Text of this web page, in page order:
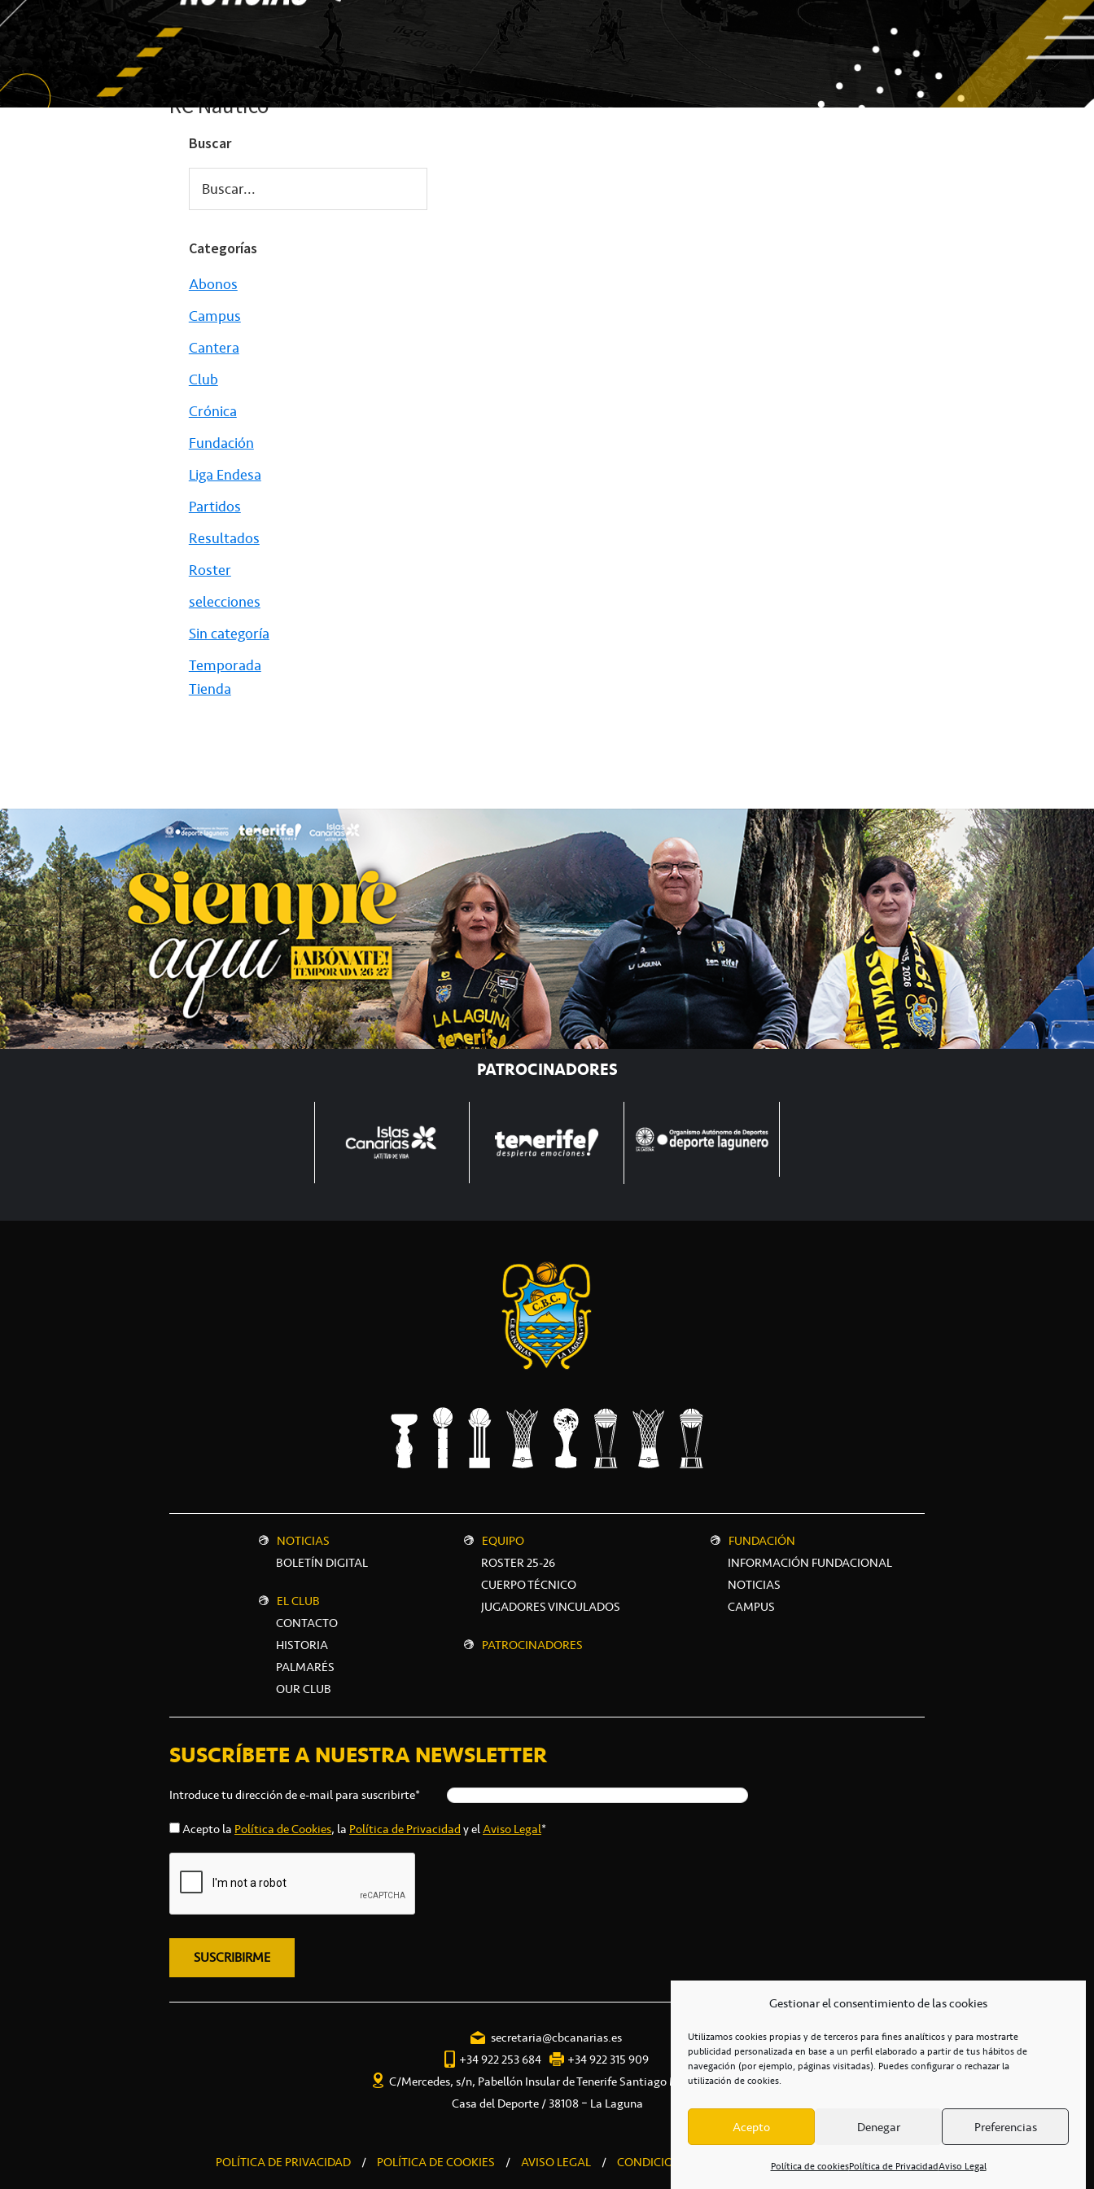
Gestionar el consentimiento de las cookies
Utilizamos cookies propias y de terceros para fines analíticos y para mostrarte
publicidad personalizada en base a un perfil elaborado a partir de tus hábitos de
navegación (por ejemplo, páginas visitadas). Puedes configurar o rechazar la
utilización de cookies.
Acepto Denegar Preferencias
Política de cookiesPolítica de PrivacidadAviso Legal
RC Náutico
Buscar
Buscar...
Categorías
Abonos
Campus
Cantera
Club
Crónica
Fundación
Liga Endesa
Partidos
Resultados
Roster
selecciones
Sin categoría
Temporada
Tienda
PATROCINADORES
NOTICIAS
BOLETÍN DIGITAL
EL CLUB
CONTACTO
HISTORIA
PALMARÉS
OUR CLUB
EQUIPO
ROSTER 25-26
CUERPO TÉCNICO
JUGADORES VINCULADOS
PATROCINADORES
FUNDACIÓN
INFORMACIÓN FUNDACIONAL
NOTICIAS
CAMPUS
SUSCRÍBETE A NUESTRA NEWSLETTER
Introduce tu dirección de e-mail para suscribirte*
Acepto la Política de Cookies, la Política de Privacidady elAviso Legal*
secretaria@cbcanarias.es
+34 922 253 684
+34 922 315 909
C/Mercedes, s/n, Pabellón Insular de Tenerife Santiago Martín
Casa del Deporte / 38108 – La Laguna
POLÍTICA DE PRIVACIDAD / POLÍTICA DE COOKIES / AVISO LEGAL / CONDICIONES COMERCIALES / ACCESIBILIDAD